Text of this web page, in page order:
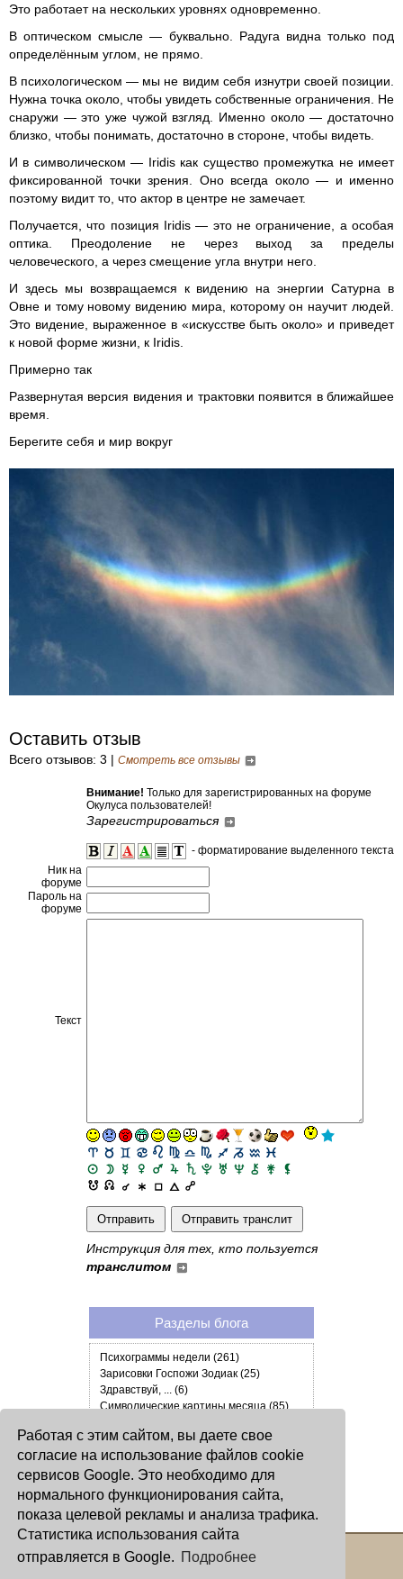
Работая с этим сайтом, вы даете свое
согласие на использование файлов cookie
сервисов Google. Это необходимо для
нормального функционирования сайта,
показа целевой рекламы и анализа трафика.
Статистика использования сайта
отправляется в Google. Подробнее
Это работает на нескольких уровнях одновременно.
В оптическом смысле — буквально. Радуга видна только под
определённым углом, не прямо.
В психологическом — мы не видим себя изнутри своей позиции.
Нужна точка около, чтобы увидеть собственные ограничения. Не
снаружи — это уже чужой взгляд. Именно около — достаточно
близко, чтобы понимать, достаточно в стороне, чтобы видеть.
И в символическом — Iridis как существо промежутка не имеет
фиксированной точки зрения. Оно всегда около — и именно
поэтому видит то, что актор в центре не замечает.
Получается, что позиция Iridis — это не ограничение, а особая
оптика. Преодоление не через выход за пределы
человеческого, а через смещение угла внутри него.
И здесь мы возвращаемся к видению на энергии Сатурна в
Овне и тому новому видению мира, которому он научит людей.
Это видение, выраженное в «искусстве быть около» и приведет
к новой форме жизни, к Iridis.
Примерно так
Развернутая версия видения и трактовки появится в ближайшее
время.
Берегите себя и мир вокруг
Оставить отзыв
Всего отзывов: 3 | Смотреть все отзывы
Внимание! Только для зарегистрированных на форуме
Окулуса пользователей!
Зарегистрироваться
- форматирование выделенного текста
Ник на
форуме
Пароль на
форуме
Текст
Инструкция для тех, кто пользуется
транслитом
Разделы блога
Психограммы недели (261)
Зарисовки Госпожи Зодиак (25)
Здравствуй, ... (6)
Символические картины месяца (85)
Астрособытия (6)
Астрокарты Блогов Окулуса (1)
Символические прогнозы года (28)
Спиритуальный мир (1)
Символические прогнозы на 2012 (13)
Copyright © 2000 - 2026 Oculus